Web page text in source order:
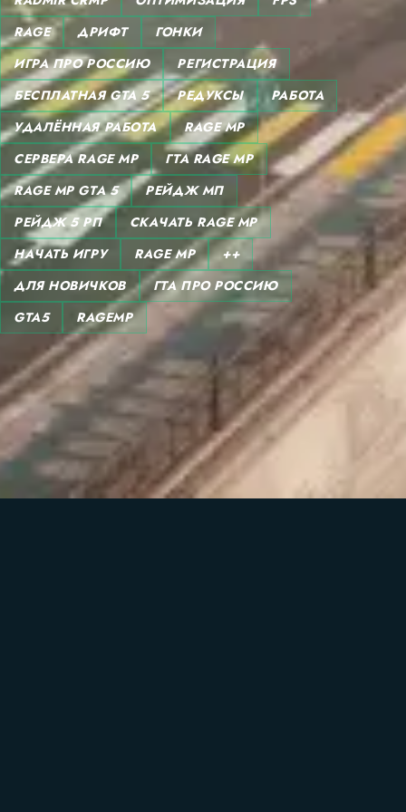
RAGE
ДРИФТ
ГОНКИ
ИГРА ПРО РОССИЮ
РЕГИСТРАЦИЯ
БЕСПЛАТНАЯ GTA 5
РЕДУКСЫ
РАБОТА
УДАЛЁННАЯ РАБОТА
RAGE MP
СЕРВЕРА RAGE MP
ГТА RAGE MP
RAGE MP GTA 5
РЕЙДЖ МП
РЕЙДЖ 5 РП
СКАЧАТЬ RAGE MP
НАЧАТЬ ИГРУ
RAGE MP
++
ДЛЯ НОВИЧКОВ
ГТА ПРО РОССИЮ
GTA5
RAGEMP